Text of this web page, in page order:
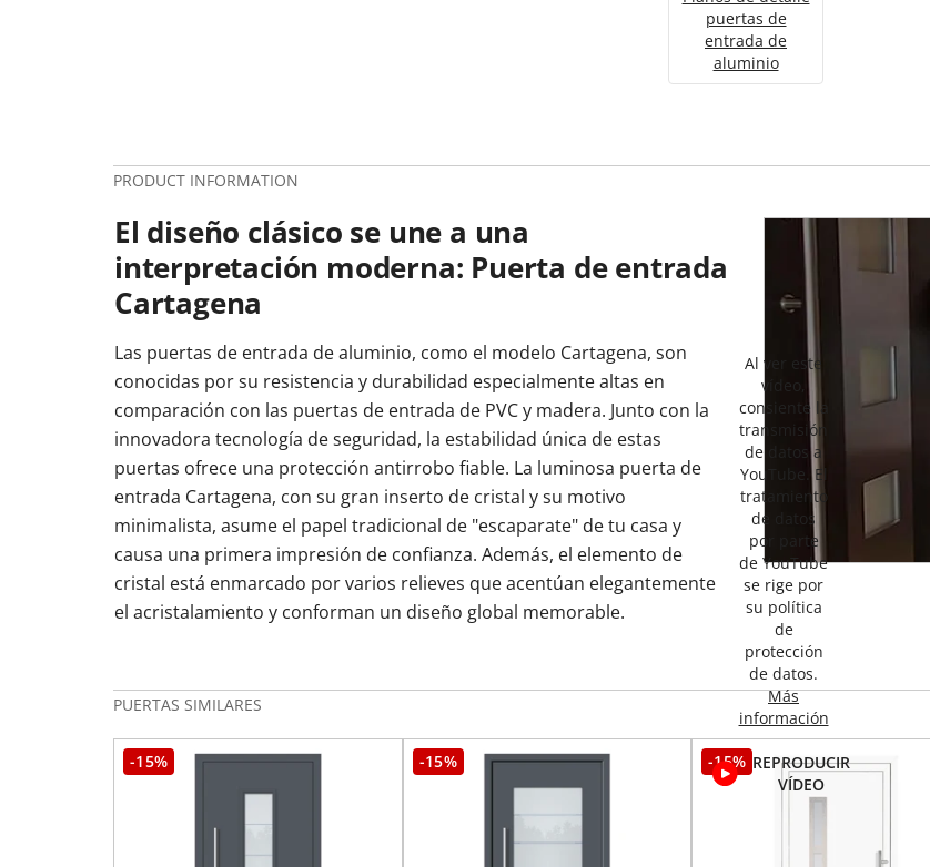
puertas de
entrada de
aluminio
PRODUCT INFORMATION
El diseño clásico se une a una
interpretación moderna: Puerta de entrada
Cartagena
Las puertas de entrada de aluminio, como el modelo Cartagena, son
conocidas por su resistencia y durabilidad especialmente altas en
comparación con las puertas de entrada de PVC y madera. Junto con la
innovadora tecnología de seguridad, la estabilidad única de estas
puertas ofrece una protección antirrobo fiable. La luminosa puerta de
entrada Cartagena, con su gran inserto de cristal y su motivo
minimalista, asume el papel tradicional de "escaparate" de tu casa y
causa una primera impresión de confianza. Además, el elemento de
cristal está enmarcado por varios relieves que acentúan elegantemente
el acristalamiento y conforman un diseño global memorable.
Al ver este
vídeo,
consiente la
transmisión
de datos a
YouTube. El
tratamiento
de datos
por parte
de YouTube
se rige por
su política
de
protección
de datos.
Más
información
REPRODUCIR
VÍDEO
PUERTAS SIMILARES
-15% -15% -15%